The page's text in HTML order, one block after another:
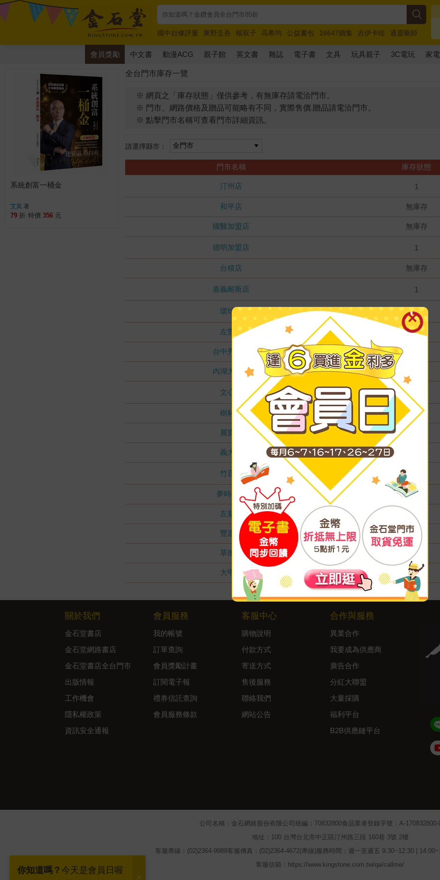
國中自修評量 東野圭吾 楊双子 高希均 公益書包 16647續集 吉伊卡哇
通靈藥師
唯紅花綻放
奧德賽 路邊攤新作 馬斯克 玩具總動員5 超慢跑
會員獎勵 中文書 動漫ACG 親子館 英文書 雜誌 電子書 文具 玩具親子 3C電玩 家電
全台門市庫存一覽
※ 網頁之「庫存狀態」僅供參考，有無庫存請電洽門市。
※ 門市、網路價格及贈品可能略有不同，實際售價.贈品請電洽門市。
※ 點擊門市名稱可查看門市詳細資訊。
請選擇縣市：
門市名稱 庫存狀態
汀州店 1
和平店 無庫存
國醫加盟店 無庫存
德明加盟店 1
台積店 無庫存
嘉義耐斯店 1
環球店 1
左營店 無庫存
台中秀泰店
內湖大潤發
文心店
樹林店 無庫存
麗寶店 無庫存
義大店
竹百店
夢時代店 無庫存
左新店 無庫存
豐原店 無庫存
草衙店 無庫存
大甲店 無庫存
系統創富一桶金
艾莫 著
79 折 特價 356 元
關於我們
金石堂書店
金石堂網路書店
金石堂書店全台門市
出版情報
工作機會
隱私權政策
資訊安全通報
會員服務
我的帳號
訂單查詢
會員獎勵計畫
訂閱電子報
禮券信託查詢
會員服務條款
客服中心
購物說明
付款方式
寄送方式
售後服務
聯絡我們
網站公告
合作與服務
異業合作
我要成為供應商
廣告合作
分紅大聯盟
大量採購
福利平台
B2B供應鏈平台
公司名稱：金石網絡股份有限公司 統編：70832800食品業者登錄字號：A-170832800-
地址：100 台灣台北市中正區汀州路三段 160巷 3號 2樓
客服專線：(02)2364-9989客服傳真：(02)2364-4672(專線) 服務時間：週一至週五 9:30~12:30 |
客服信箱：https://www.kingstone.com.tw/qa/callme/
你知道嗎？ 今天是會員日喔